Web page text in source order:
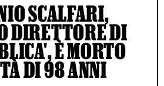
SCALFARI,
DIRETTORE DI
È MORTO
DI 98 ANNI